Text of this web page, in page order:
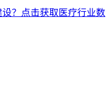
？点击获取医疗行业数